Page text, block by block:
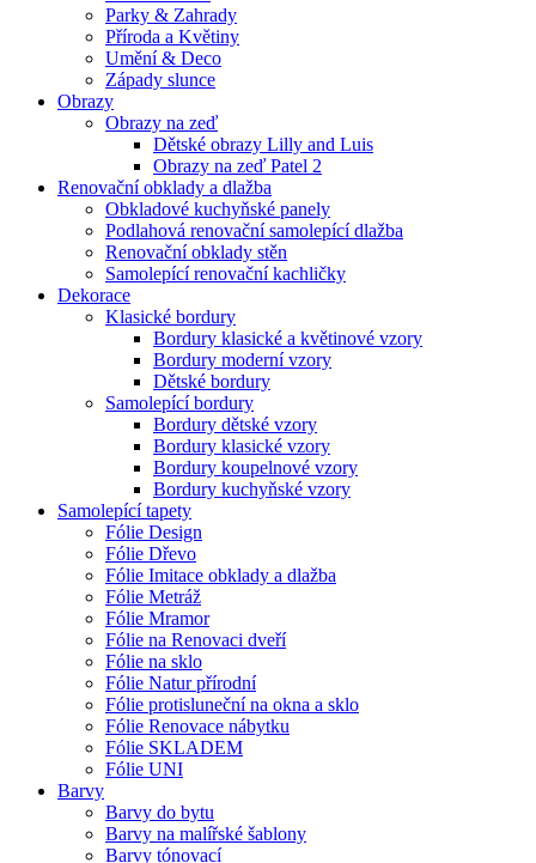
Parky & Zahrady
Příroda a Květiny
Umění & Deco
Západy slunce
Obrazy
Obrazy na zeď
Dětské obrazy Lilly and Luis
Obrazy na zeď Patel 2
Renovační obklady a dlažba
Obkladové kuchyňské panely
Podlahová renovační samolepící dlažba
Renovační obklady stěn
Samolepící renovační kachličky
Dekorace
Klasické bordury
Bordury klasické a květinové vzory
Bordury moderní vzory
Dětské bordury
Samolepící bordury
Bordury dětské vzory
Bordury klasické vzory
Bordury koupelnové vzory
Bordury kuchyňské vzory
Samolepící tapety
Fólie Design
Fólie Dřevo
Fólie Imitace obklady a dlažba
Fólie Metráž
Fólie Mramor
Fólie na Renovaci dveří
Fólie na sklo
Fólie Natur přírodní
Fólie protisluneční na okna a sklo
Fólie Renovace nábytku
Fólie SKLADEM
Fólie UNI
Barvy
Barvy do bytu
Barvy na malířské šablony
Barvy tónovací